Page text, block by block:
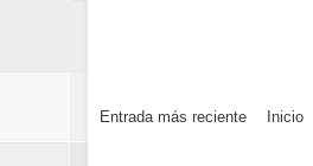
Entrada más reciente Inicio